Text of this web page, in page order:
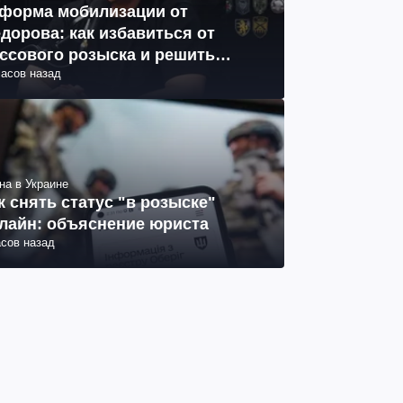
мобилизации от
как избавиться от
розыска и решить
СОЧ
назад
в Украине
снять статус "в розыске"
объяснение юриста
назад